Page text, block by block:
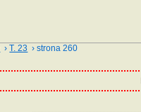
›T. 23 › strona 260